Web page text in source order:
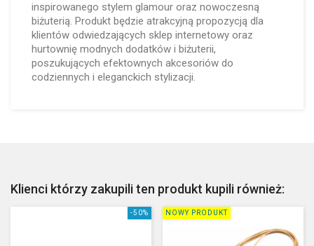
inspirowanego stylem glamour oraz nowoczesną
biżuterią. Produkt będzie atrakcyjną propozycją dla
klientów odwiedzających sklep internetowy oraz
hurtownię modnych dodatków i biżuterii,
poszukujących efektownych akcesoriów do
codziennych i eleganckich stylizacji.
Klienci którzy zakupili ten produkt kupili również:
-50% NOWY PRODUKT